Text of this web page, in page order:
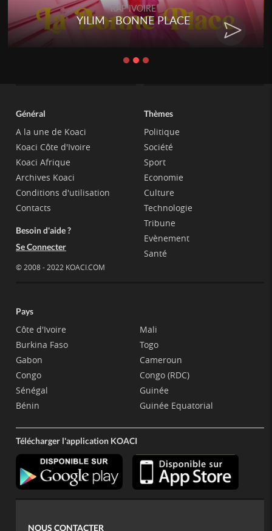
RAP IVOIRE
YILIM - BONNE PLACE
Général
A la une de Koaci
Koaci Côte d'Ivoire
Koaci Afrique
Archives Koaci
Conditions d'utilisation
Contacts
Besoin d'aide ?
Se Connecter
© 2008 - 2022 KOACI.COM
Thèmes
Politique
Société
Sport
Economie
Culture
Technologie
Tribune
Evènement
Santé
Pays
Côte d'Ivoire
Burkina Faso
Gabon
Congo
Sénégal
Bénin
Mali
Togo
Cameroun
Congo (RDC)
Guinée
Guinée Equatorial
Télécharger l'application KOACI
NOUS CONTACTER